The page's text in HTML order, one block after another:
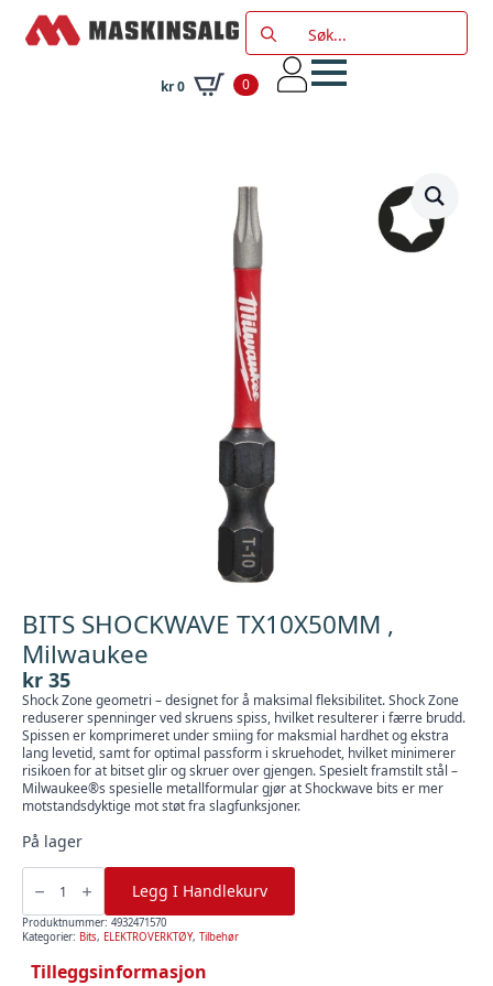
Search
for:
kr0 0
BITS SHOCKWAVE TX10X50MM ,
Milwaukee
kr 35
Shock Zone geometri – designet for å maksimal fleksibilitet. Shock Zone
reduserer spenninger ved skruens spiss, hvilket resulterer i færre brudd.
Spissen er komprimeret under smiing for maksmial hardhet og ekstra
lang levetid, samt for optimal passform i skruehodet, hvilket minimerer
risikoen for at bitset glir og skruer over gjengen. Spesielt framstilt stål –
Milwaukee®s spesielle metallformular gjør at Shockwave bits er mer
motstandsdyktige mot støt fra slagfunksjoner.
På lager
BITS
SHOCKWAVE
TX10X50MM
,
Milwaukee
antall
Legg I Handlekurv
Produktnummer: 4932471570
Kategorier: Bits, ELEKTROVERKTØY, Tilbehør
Tilleggsinformasjon